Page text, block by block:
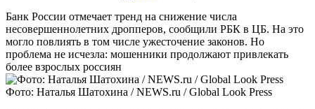
Банк России отмечает тренд на снижение числа
несовершеннолетних дропперов, сообщили РБК в ЦБ. На это
могло повлиять в том числе ужесточение законов. Но
проблема не исчезла: мошенники продолжают привлекать
более взрослых россиян
Фото: Наталья Шатохина / NEWS.ru / Global Look Press